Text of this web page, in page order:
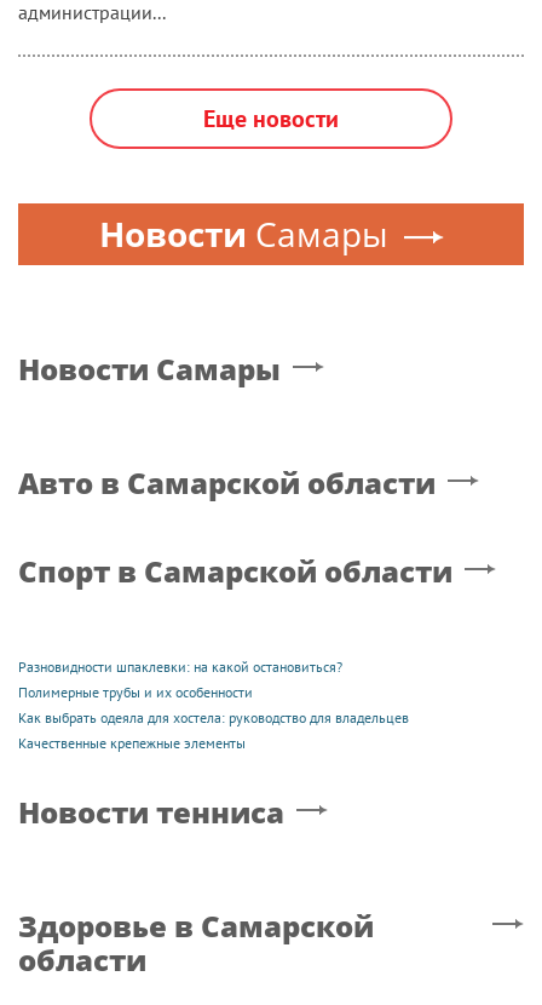
администрации...
Еще новости
Новости Самары
Новости Самары
Авто в Самарской области
Спорт в Самарской области
Разновидности шпаклевки: на какой остановиться?
Полимерные трубы и их особенности
Как выбрать одеяла для хостела: руководство для владельцев
Качественные крепежные элементы
Новости тенниса
Здоровье в Самарской
области